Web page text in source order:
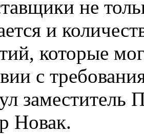
не
и
которые
с
заместитель
Новак.